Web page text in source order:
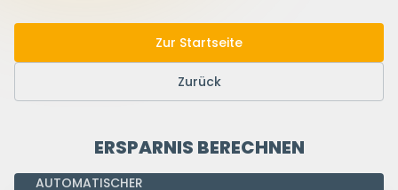
Zur Startseite
Zurück
ERSPARNIS BERECHNEN
AUTOMATISCHER